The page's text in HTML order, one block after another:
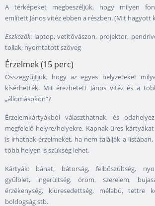
A térképeket megbeszéljük, hogy milyen
említett János vitéz ebben a részben. (Mit hagyott
Eszközök: laptop, vetítővászon, projektor,
tollak, nyomtatott szöveg
Érzelmek (15 perc)
Összegyűjtjük, hogy az egyes helyzeteket
kísérhették. Mit érezhetett János vitéz és a
„állomásokon”?
Érzelemkártyákból választhatnak, és
megfelelő helyre/helyekre. Kapnak üres
is írhatnak érzelmeket, ha nem találják a
több helyen is szükség lehet.
Kártyák: bánat, bátorság, felbőszültség,
gyűlölet, ingerültség, öröm, szerelem,
érzékenység, kiüresedettség, mélabú, tettre
boldogság stb.